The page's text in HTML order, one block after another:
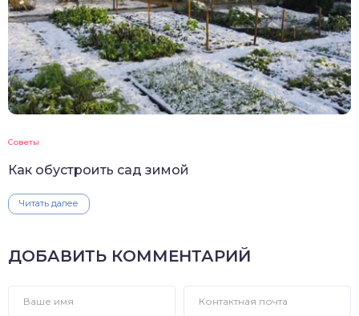
Советы
Как обустроить сад зимой
Читать далее
ДОБАВИТЬ КОММЕНТАРИЙ